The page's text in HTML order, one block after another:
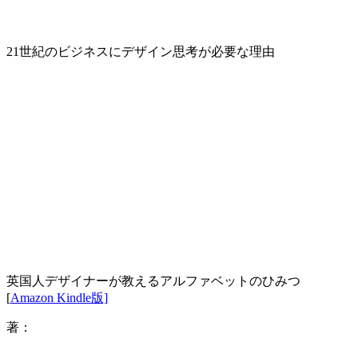
21世紀のビジネスにデザイン思考が必要な理由
英国人デザイナーが教えるアルファベットのひみつ
[Amazon Kindle版]
著：